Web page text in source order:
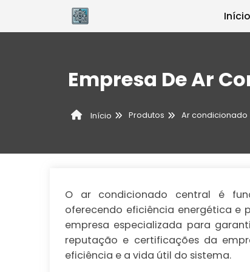
Início
Empresa De Ar
Início Produtos Ar condicionado
O ar condicionado central é
oferecendo eficiência energética e
empresa especializada para
reputação e certificações da
eficiência e a vida útil do sistema.